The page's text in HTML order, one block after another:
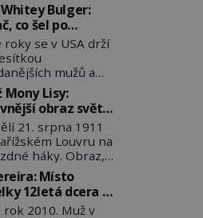
Whitey Bulger:
co šel po
roky se v USA drží
mužů a
to až na číslo
po Usámovi bin
(1957–2011). To je
Bulger
viněný ze
na 19
vydírání a lichvy.
krom toho
drogový dealer,
Mony Lisy:
obraz světa
dva roky
21. srpna 1911
Louvru na
háky. Obraz,
zná celý svět, je
si nikdo
že jde o krádež.
jsou
Místo
12letá dcera –
o všem vědí!
rok 2010. Muž v